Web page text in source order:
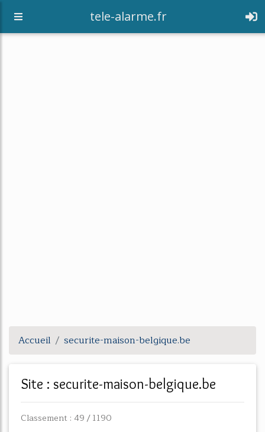
tele-alarme.fr
Accueil securite-maison-belgique.be
Site : securite-maison-belgique.be
Classement : 49 / 1190